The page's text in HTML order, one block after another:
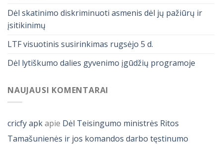
Dėl skatinimo diskriminuoti asmenis dėl jų pažiūrų ir
įsitikinimų
LTF visuotinis susirinkimas rugsėjo 5 d.
Dėl lytiškumo dalies gyvenimo įgūdžių programoje
NAUJAUSI KOMENTARAI
cricfy apkapie Dėl Teisingumo ministrės Ritos
Tamašunienės ir jos komandos darbo tęstinumo